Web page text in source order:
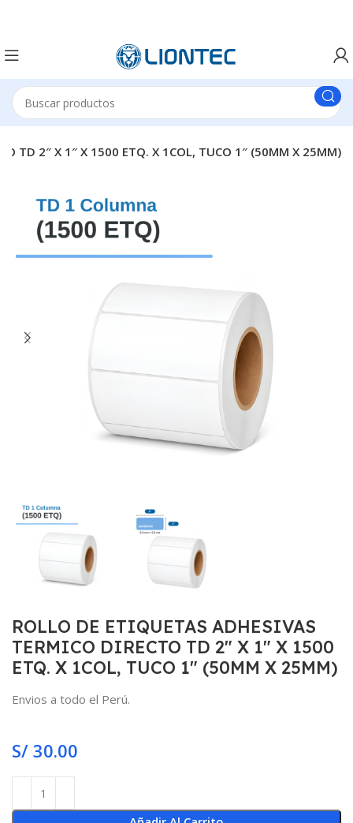
TD 2″ X 1″ X 1500 ETQ. X 1COL, TUCO 1″ (50MM X 25MM)
ROLLO DE ETIQUETAS ADHESIVAS
TERMICO DIRECTO TD 2″ X 1″ X 1500
ETQ. X 1COL, TUCO 1″ (50MM X 25MM)
Envios a todo el Perú.
S/ 30.00